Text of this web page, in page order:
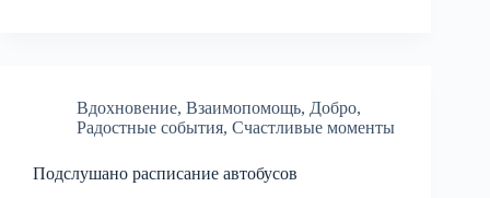
Вдохновение, Взаимопомощь, Добро,
Радостные события, Счастливые моменты
Подслушано расписание автобусов